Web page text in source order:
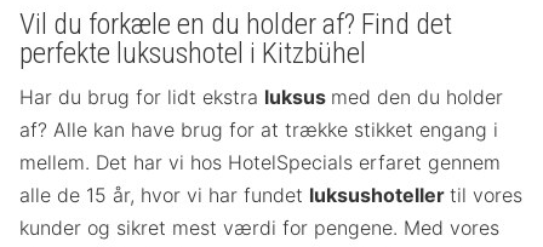
Vil du forkæle en du holder af? Find det
perfekte luksushotel i Kitzbühel
Har du brug for lidt ekstra luksus med den du holder
af? Alle kan have brug for at trække stikket engang i
mellem. Det har vi hos HotelSpecials erfaret gennem
alle de 15 år, hvor vi har fundet luksushoteller til vores
kunder og sikret mest værdi for pengene. Med vores